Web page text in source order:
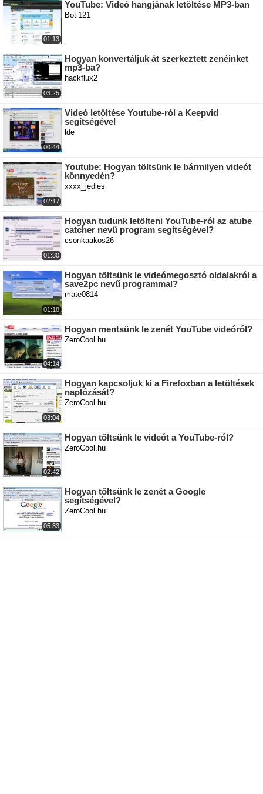
01:13
YouTube: Videó hangjának letöltése MP3-ban
Boti121
03:25
Hogyan konvertáljuk át szerkeztett zenéinket
mp3-ba?
hackflux2
00:44
Videó letöltése Youtube-ról a Keepvid
segítségével
lde
02:17
Youtube: Hogyan töltsünk le bármilyen videót
könnyedén?
xxxx_jedles
01:30
Hogyan tudunk letölteni YouTube-ról az atube
catcher nevű program segítségével?
csonkaakos26
01:18
Hogyan töltsünk le videómegosztó oldalakról a
save2pc nevű programmal?
mate0814
04:14
Hogyan mentsünk le zenét YouTube videóról?
ZeroCool.hu
03:04
Hogyan kapcsoljuk ki a Firefoxban a letöltések
naplózását?
ZeroCool.hu
02:42
Hogyan töltsünk le videót a YouTube-ról?
ZeroCool.hu
05:33
Hogyan töltsünk le zenét a Google
segítségével?
ZeroCool.hu